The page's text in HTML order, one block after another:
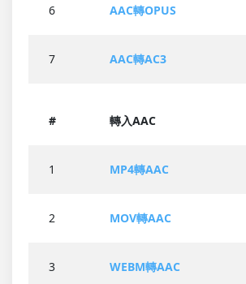
6 AAC轉OPUS
7 AAC轉AC3
# 轉入AAC
1 MP4轉AAC
2 MOV轉AAC
3 WEBM轉AAC